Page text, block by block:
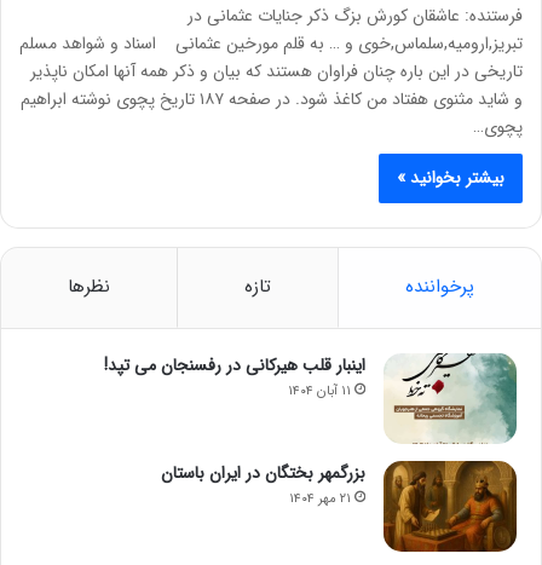
فرستنده: عاشقان کورش بزگ ذکر جنایات عثمانی در
تبریز,ارومیه,سلماس,خوی و … به قلم مورخین عثمانی اسناد و شواهد مسلم
تاریخی در این باره چنان فراوان هستند که بیان و ذکر همه آنها امکان ناپذیر
و شاید مثنوی هفتاد من کاغذ شود. در صفحه ۱۸۷ تاریخ پچوی نوشته ابراهیم
پچوی…
بیشتر بخوانید »
پرخواننده تازه نظرها
اینبار قلب هیرکانی در رفسنجان می تپد!
۱۱ آبان ۱۴۰۴
بزرگمهر بختگان در ایران باستان
۲۱ مهر ۱۴۰۴